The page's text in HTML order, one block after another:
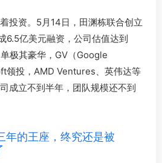
投资。5月14日，田渊栋联合创立
6.5亿美元融资，公司估值达到
极其豪华，GV（Google
领投，AMD Ventures、英伟达等
成立不到半年，团队规模还不到
年的王座，终究还是被